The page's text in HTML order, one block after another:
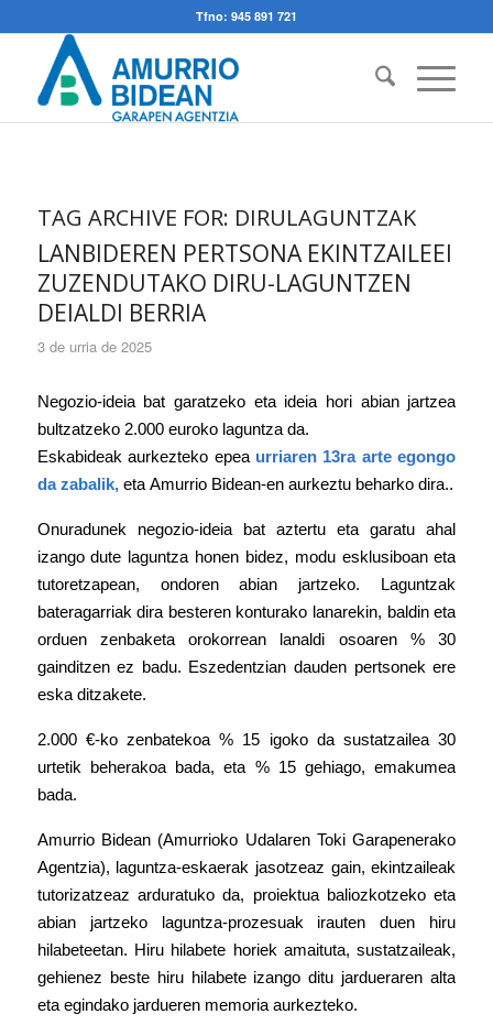
Tfno: 945 891 721
TAG ARCHIVE FOR: DIRULAGUNTZAK
LANBIDEREN PERTSONA EKINTZAILEEI
ZUZENDUTAKO DIRU-LAGUNTZEN
DEIALDI BERRIA
3 de urria de 2025
Negozio-ideia bat garatzeko eta ideia hori abian jartzea
bultzatzeko 2.000 euroko laguntza da.
Eskabideak aurkezteko epea urriaren 13ra arte egongo
da zabalik, eta Amurrio Bidean-en aurkeztu beharko dira..
Onuradunek negozio-ideia bat aztertu eta garatu ahal
izango dute laguntza honen bidez, modu esklusiboan eta
tutoretzapean, ondoren abian jartzeko. Laguntzak
bateragarriak dira besteren konturako lanarekin, baldin eta
orduen zenbaketa orokorrean lanaldi osoaren % 30
gainditzen ez badu. Eszedentzian dauden pertsonek ere
eska ditzakete.
2.000 €-ko zenbatekoa % 15 igoko da sustatzailea 30
urtetik beherakoa bada, eta % 15 gehiago, emakumea
bada.
Amurrio Bidean (Amurrioko Udalaren Toki Garapenerako
Agentzia), laguntza-eskaerak jasotzeaz gain, ekintzaileak
tutorizatzeaz arduratuko da, proiektua baliozkotzeko eta
abian jartzeko laguntza-prozesuak irauten duen hiru
hilabeteetan. Hiru hilabete horiek amaituta, sustatzaileak,
gehienez beste hiru hilabete izango ditu jardueraren alta
eta egindako jardueren memoria aurkezteko.